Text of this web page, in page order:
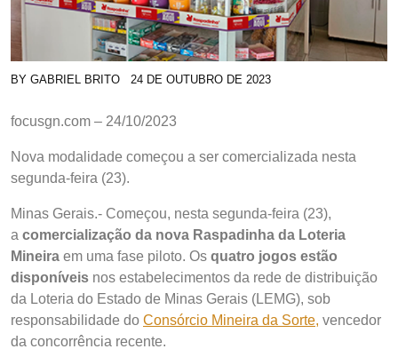
BY GABRIEL BRITO 24 DE OUTUBRO DE 2023
focusgn.com – 24/10/2023
Nova modalidade começou a ser comercializada nesta
segunda-feira (23).
Minas Gerais.- Começou, nesta segunda-feira (23),
a comercialização da nova Raspadinha da Loteria
Mineira em uma fase piloto. Os quatro jogos estão
disponíveis nos estabelecimentos da rede de distribuição
da Loteria do Estado de Minas Gerais (LEMG), sob
responsabilidade do Consórcio Mineira da Sorte, vencedor
da concorrência recente.